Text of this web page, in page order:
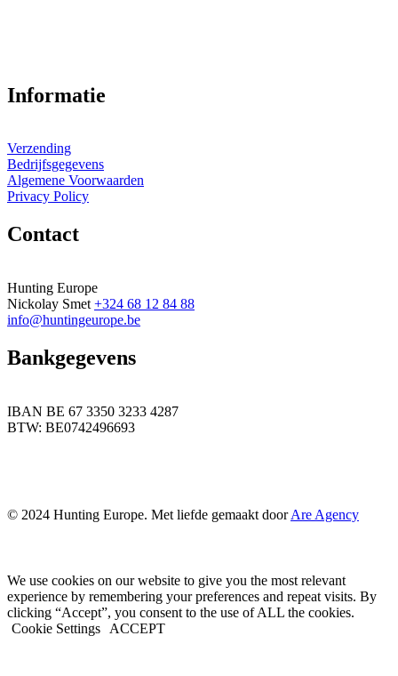
Informatie
Verzending
Bedrijfsgegevens
Algemene Voorwaarden
Privacy Policy
Contact
Hunting Europe
Nickolay Smet +324 68 12 84 88
info@huntingeurope.be
Bankgegevens
IBAN BE 67 3350 3233 4287
BTW: BE0742496693
© 2024 Hunting Europe. Met liefde gemaakt doorAre Agency
We use cookies on our website to give you the most relevant
experience by remembering your preferences and repeat visits. By
clicking “Accept”, you consent to the use of ALL the cookies.
Cookie Settings
ACCEPT